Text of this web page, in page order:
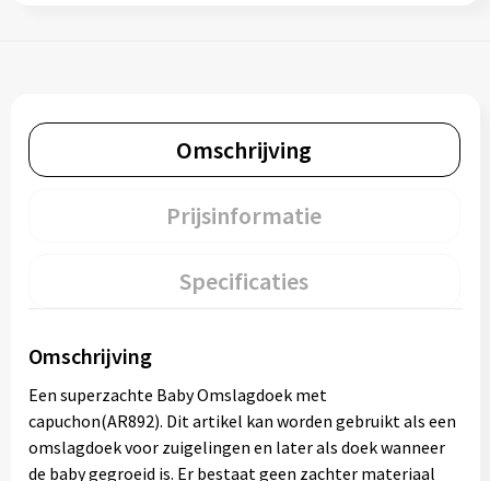
Omschrijving
Prijsinformatie
Specificaties
Omschrijving
Een superzachte Baby Omslagdoek met
capuchon(AR892). Dit artikel kan worden gebruikt als een
omslagdoek voor zuigelingen en later als doek wanneer
de baby gegroeid is. Er bestaat geen zachter materiaal